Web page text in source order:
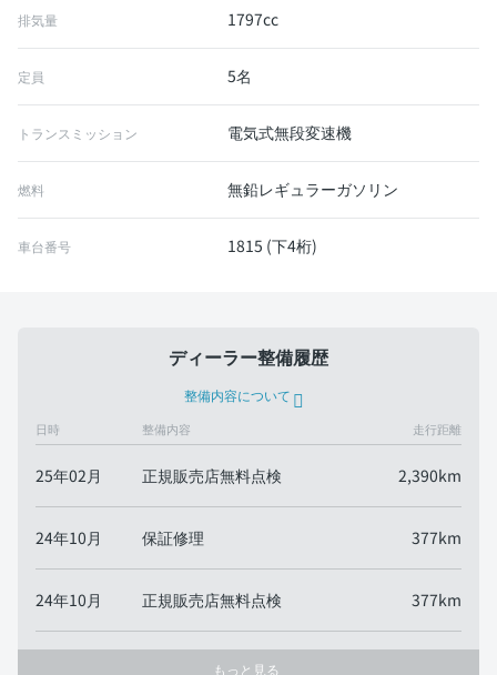
排気量 1797cc
定員 5名
トランスミッション 電気式無段変速機
燃料 無鉛レギュラーガソリン
車台番号 1815 (下4桁)
ディーラー整備履歴
整備内容について
日時 整備内容 走行距離
25年02月 正規販売店無料点検 2,390km
24年10月 保証修理 377km
24年10月 正規販売店無料点検 377km
もっと見る